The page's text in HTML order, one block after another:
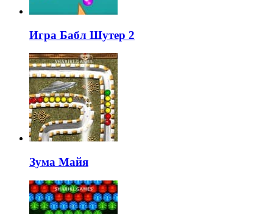
Игра Бабл Шутер 2
Зума Майя